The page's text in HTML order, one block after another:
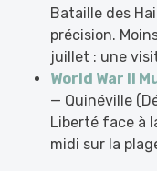
Bataille des
précision.
juillet : une
World War II
— Quinéville
Liberté face à
midi sur la